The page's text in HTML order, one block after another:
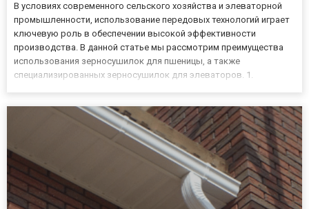
В условиях современного сельского хозяйства и элеваторной
промышленности, использование передовых технологий играет
ключевую роль в обеспечении высокой эффективности
производства. В данной статье мы рассмотрим преимущества
использования зерносушилок для пшеницы, а также
специализированных зерносушилок для элеваторов. 1.
зерносушилками Неотъемлемой ч...